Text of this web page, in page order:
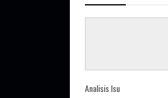
Analisis Isu